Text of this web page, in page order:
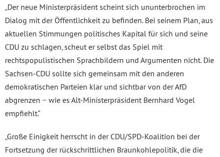
„Der neue Ministerpräsident scheint sich ununterbrochen im
Dialog mit der Öffentlichkeit zu befinden. Bei seinem Plan, aus
aktuellen Stimmungen politisches Kapital für sich und seine
CDU zu schlagen, scheut er selbst das Spiel mit
rechtspopulistischen Sprachbildern und Argumenten nicht. Die
Sachsen-CDU sollte sich gemeinsam mit den anderen
demokratischen Parteien klar und sichtbar von der AfD
abgrenzen − wie es Alt-Ministerpräsident Bernhard Vogel
empfiehlt.“
„Große Einigkeit herrscht in der CDU/SPD-Koalition bei der
Fortsetzung der rückschrittlichen Braunkohlepolitik, die die